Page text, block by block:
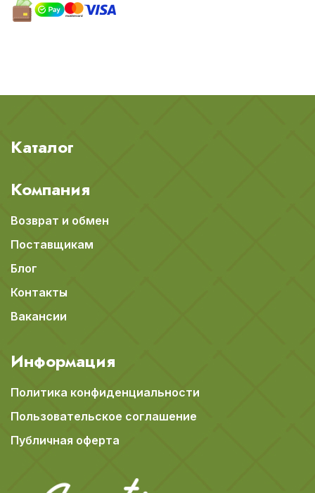
Каталог
Компания
Возврат и обмен
Поставщикам
Блог
Контакты
Вакансии
Информация
Политика конфиденциальности
Пользовательское соглашение
Публичная оферта